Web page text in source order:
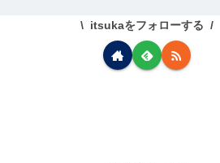
itsukaをフォローする